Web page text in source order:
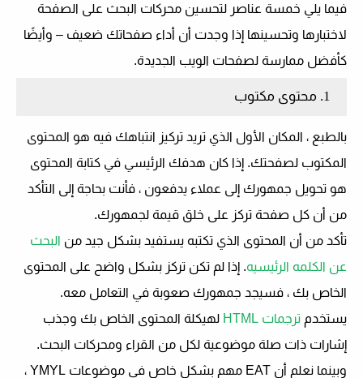
فيما يلي خمسة عناصر لتحسين محركات البحث على الصفحة
لاختبارها وتحسينها إذا وجدت أن أداء صفحاتك ضعيف – وأيضًا
كأفضل ممارسة لصفحات الويب الجديدة.
1. محتوى مكتوب
بالطبع ، المكان الأول الذي تريد تركيز انتباهك فيه هو المحتوى
المكتوب لصفحتك. إذا كان هدفك الرئيسي في كتابة المحتوى
هو تحويل جمهورك إلى عملاء يدفعون ، فأنت بحاجة إلى التأكد
من أن كل صفحة تركز على خلق قيمة لجمهورك.
تأكد من أن المحتوى الذي تكتبه يستفيد بشكل جيد من البحث
عن الكلمه الرئيسيه. إذا لم تكن تركز بشكل واضح على المحتوى
الخاص بك ، فسيجد جمهورك صعوبة في التعامل معه.
يستخدم ترجمات HTML
لهيكلة المحتوى الخاص بك وجذب
إشارات ذات صلة موضوعية لكل من القراء ومحركات البحث.
وبينما نعلم أن EAT مهم بشكل خاص في موضوعات YMYL ،